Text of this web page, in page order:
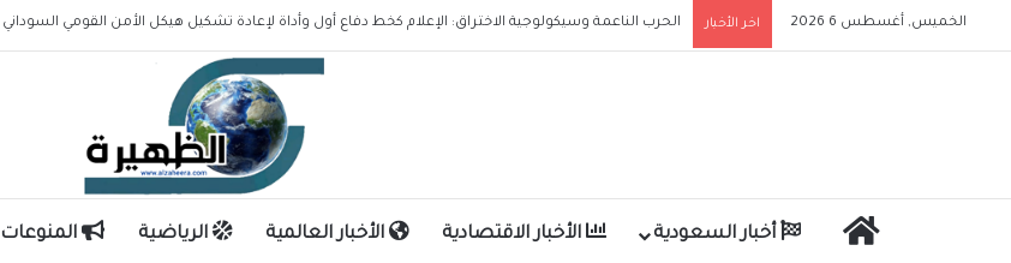
الخميس, أغسطس 6 2026 اخر الأخبار
الحرب الناعمة وسيكولوجية الاختراق: الإعلام كخط دفاع أول وأداة لإعادة تشكيل هيكل الأمن القومي السوداني
الرئيسيةأخبار السعودية الأخبار الاقتصادية الأخبار العالمية الرياضية المنوعات